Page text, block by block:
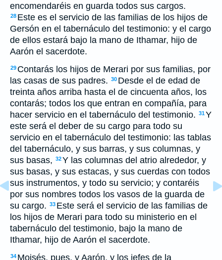
encomendaréis en guarda todos sus cargos.
28 Este es el servicio de las familias de los hijos de
Gersón en el tabernáculo del testimonio: y el cargo
de ellos estará bajo la mano de Ithamar, hijo de
Aarón el sacerdote.
29 Contarás los hijos de Merari por sus familias, por
las casas de sus padres. 30 Desde el de edad de
treinta años arriba hasta el de cincuenta años, los
contarás; todos los que entran en compañía, para
hacer servicio en el tabernáculo del testimonio. 31Y
este será el deber de su cargo para todo su
servicio en el tabernáculo del testimonio: las tablas
del tabernáculo, y sus barras, y sus columnas, y
sus basas, 32Y las columnas del atrio alrededor, y
sus basas, y sus estacas, y sus cuerdas con todos
sus instrumentos, y todo su servicio; y contaréis
por sus nombres todos los vasos de la guarda de
su cargo. 33 Este será el servicio de las familias de
los hijos de Merari para todo su ministerio en el
tabernáculo del testimonio, bajo la mano de
Ithamar, hijo de Aarón el sacerdote.
34 Moisés, pues, y Aarón, y los jefes de la